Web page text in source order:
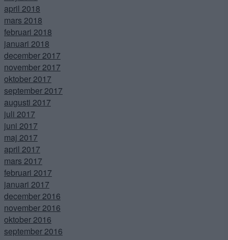
april 2018
mars 2018
februari 2018
januari 2018
december 2017
november 2017
oktober 2017
september 2017
augusti 2017
juli 2017
juni 2017
maj 2017
april 2017
mars 2017
februari 2017
januari 2017
december 2016
november 2016
oktober 2016
september 2016